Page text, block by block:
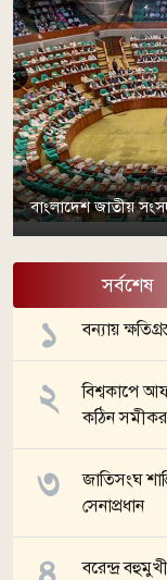
বাংলাদেশ জাতীয়
সর্বশেষ
বন্যায়
বিশ্বকাপে
কঠিন
জাতিসংঘ
সেনাপ্রধান
বরেন্দ্র